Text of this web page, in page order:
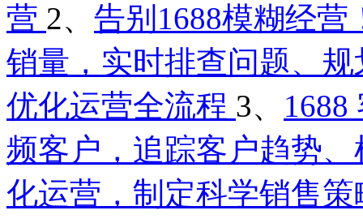
营 2、 告别1688模糊经
销量，实时排查问题、
优化运营全流程 3、 1688
频客户，追踪客户趋势
化运营，制定科学销售